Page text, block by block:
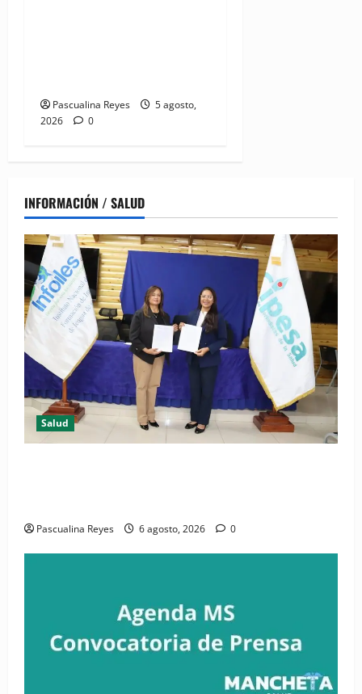
Pascualina Reyes
5 agosto,
2026
0
INFORMACIÓN / SALUD
Salud
Pascualina Reyes 6 agosto, 2026 0